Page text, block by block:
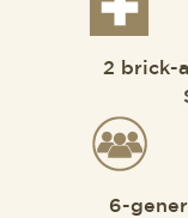
2 brick-
6-